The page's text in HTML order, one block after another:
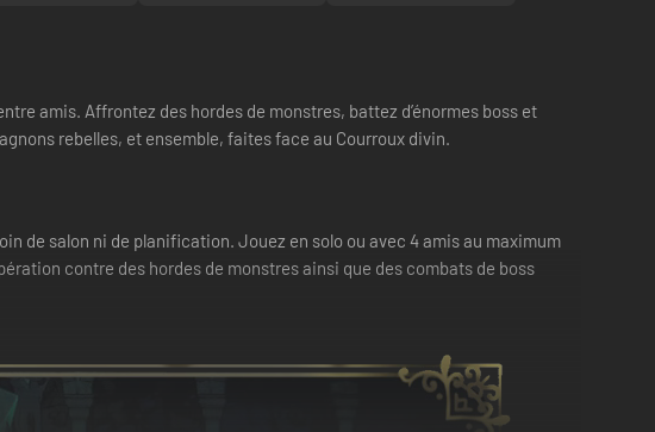
amis. Affrontez des hordes de monstres, battez d’énormes boss et
rebelles, et ensemble, faites face au Courroux divin.
de salon ni de planification. Jouez en solo ou avec 4 amis au maximum
contre des hordes de monstres ainsi que des combats de boss